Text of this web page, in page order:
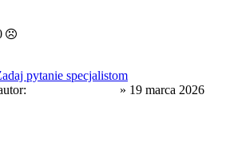
pytanie specjalistom
» 19 marca 2026